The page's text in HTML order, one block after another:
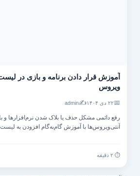
آموزش قرار دادن برنامه و بازی در لیست
ویروس
۲۲ دی ۱۴۰۴ ✍️
admin
رفع دائمی مشکل حذف یا بلاک شدن نرم‌افزارها و
آنتی‌ویروس‌ها با آموزش گام‌به‌گام افزودن به لیست